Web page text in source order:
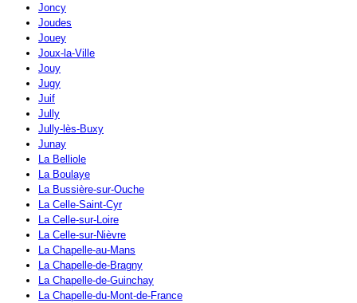
Joncy
Joudes
Jouey
Joux-la-Ville
Jouy
Jugy
Juif
Jully
Jully-lès-Buxy
Junay
La Belliole
La Boulaye
La Bussière-sur-Ouche
La Celle-Saint-Cyr
La Celle-sur-Loire
La Celle-sur-Nièvre
La Chapelle-au-Mans
La Chapelle-de-Bragny
La Chapelle-de-Guinchay
La Chapelle-du-Mont-de-France